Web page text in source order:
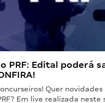
PRF: Edital poderá
Quer novidades
Em live realizada